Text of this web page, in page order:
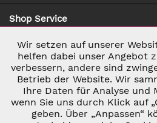
Shop Service
Zahlung & Versand
Notwendig
Marketing
Tracking
Wir setzen auf unserer
helfen dabei unser Angebot
verbessern, andere sind
Betrieb der Website. Wir
Ihre Daten für Analyse und
wenn Sie uns durch Klick auf
geben. Über „Anpassen“